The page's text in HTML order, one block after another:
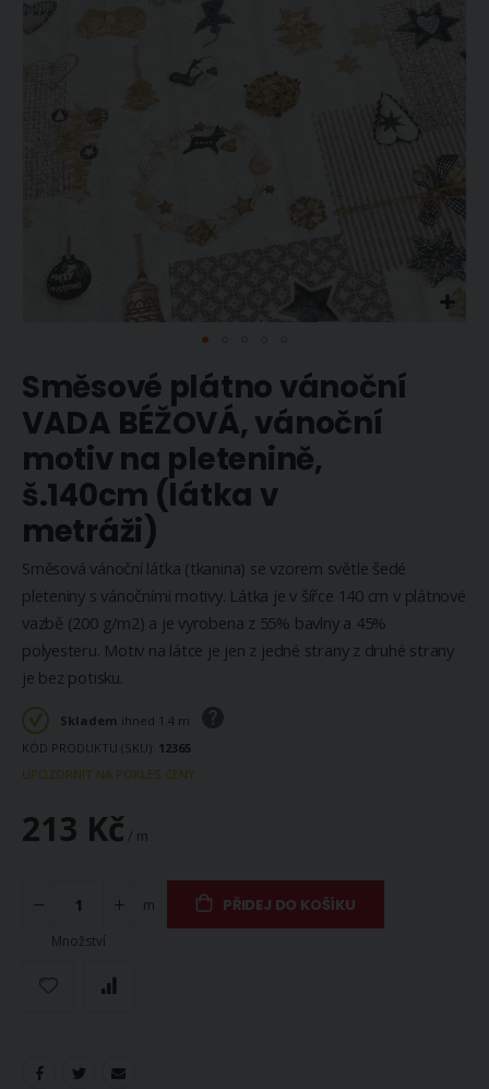
na
začátek
galerie
s
obrázky
Směsové plátno vánoční
VADA BÉŽOVÁ, vánoční
motiv na pletenině,
š.140cm (látka v
metráži)
Směsová vánoční látka (tkanina) se vzorem světle šedé
pleteniny s vánočními motivy. Látka je v šířce 140 cm v plátnové
vazbě (200 g/m2) a je vyrobena z 55% bavlny a 45%
polyesteru. Motiv na látce je jen z jedné strany z druhé strany
je bez potisku.
Skladem ihned 1.4 m
KÓD PRODUKTU (SKU) 12365
UPOZORNIT NA POKLES CENY
213 Kč / m
Množství
m PŘIDEJ DO KOŠÍKU